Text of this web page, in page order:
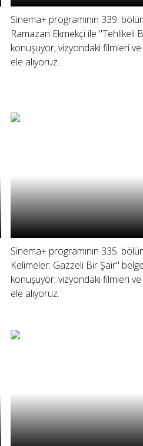
Sinema+ programının 339.
Ramazan Ekmekçi ile "Tehlikeli
konuşuyor; vizyondaki filmleri
ele alıyoruz.
Sinema+ programının 335.
Kelimeler: Gazzeli Bir Şair"
konuşuyor; vizyondaki filmleri
ele alıyoruz.